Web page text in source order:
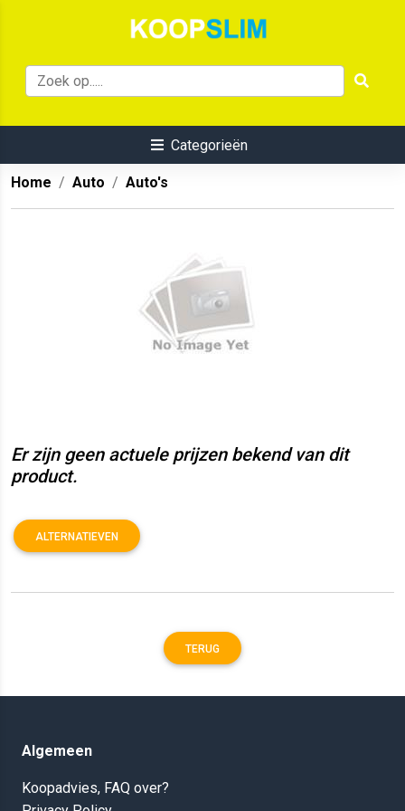
Categorieën
Home Auto Auto's
Er zijn geen actuele prijzen bekend van dit
product.
ALTERNATIEVEN
TERUG
Algemeen
Koopadvies, FAQ over?